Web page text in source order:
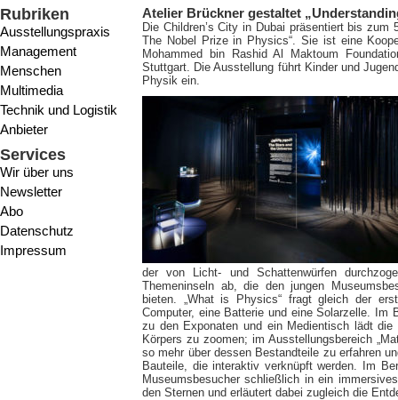
Rubriken
Ausstellungspraxis
Management
Menschen
Multimedia
Technik und Logistik
Anbieter
Services
Wir über uns
Newsletter
Abo
Datenschutz
Impressum
Atelier Brückner gestaltet
Die Children’s City in Dubai präsentiert bis
The Nobel Prize in Physics“. Sie ist eine
Mohammed bin Rashid Al Maktoum
Stuttgart. Die Ausstellung führt Kinder und
Physik ein.
der von Licht- und Schattenwürfen
Themeninseln ab, die den jungen
bieten. „What is Physics“ fragt gleich der
Computer, eine Batterie und eine Solarzelle. Im
zu den Exponaten und ein Medientisch lädt
Körpers zu zoomen; im Ausstellungsbereich
so mehr über dessen Bestandteile zu erfahren
Bauteile, die interaktiv verknüpft werden. Im
Museumsbesucher schließlich in ein
den Sternen und erläutert dabei zugleich die